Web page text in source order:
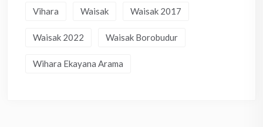
Vihara Waisak Waisak 2017
Waisak 2022 Waisak Borobudur
Wihara Ekayana Arama